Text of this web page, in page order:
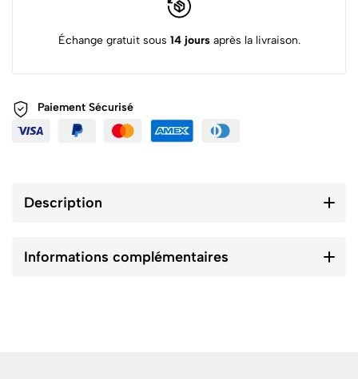
Échange gratuit sous 14 joursaprès la livraison.
Paiement Sécurisé
Description
Informations complémentaires